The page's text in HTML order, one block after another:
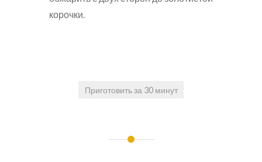
корочки.
Приготовить за 30 минут